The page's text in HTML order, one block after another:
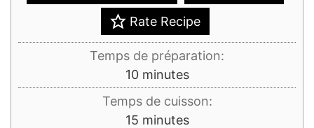
Rate Recipe
Temps de préparation:
10minutes
minutes
Temps de cuisson:
15minutes
minutes